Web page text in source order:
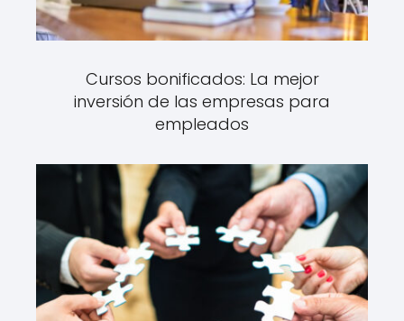
Cursos bonificados: La mejor
inversión de las empresas para
empleados